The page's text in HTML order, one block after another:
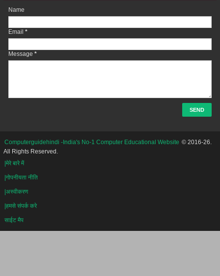
Name
Email *
Message *
Computerguidehindi -India's No-1 Computer Educational Website © 2016-26.
All Rights Reserved.
|मेरे बारे में
|गोपनीयता नीति
|अस्वीकरण
|हमसे संपर्क करे
साईट मैप